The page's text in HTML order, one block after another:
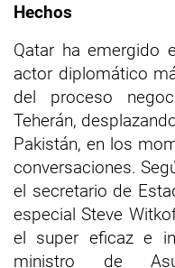
Hechos
Qatar ha emergido
actor diplomático
del proceso
Teherán,
Pakistán, en los
conversaciones.
el secretario de
especial Steve
el super eficaz e
ministro de